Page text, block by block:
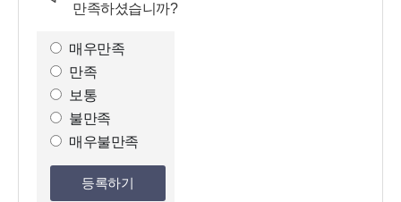
만족하셨습니까?
매우만족
만족
보통
불만족
매우불만족
등록하기